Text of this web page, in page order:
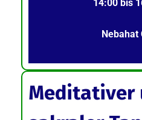
14:00 bis
Nebahat
Meditativer